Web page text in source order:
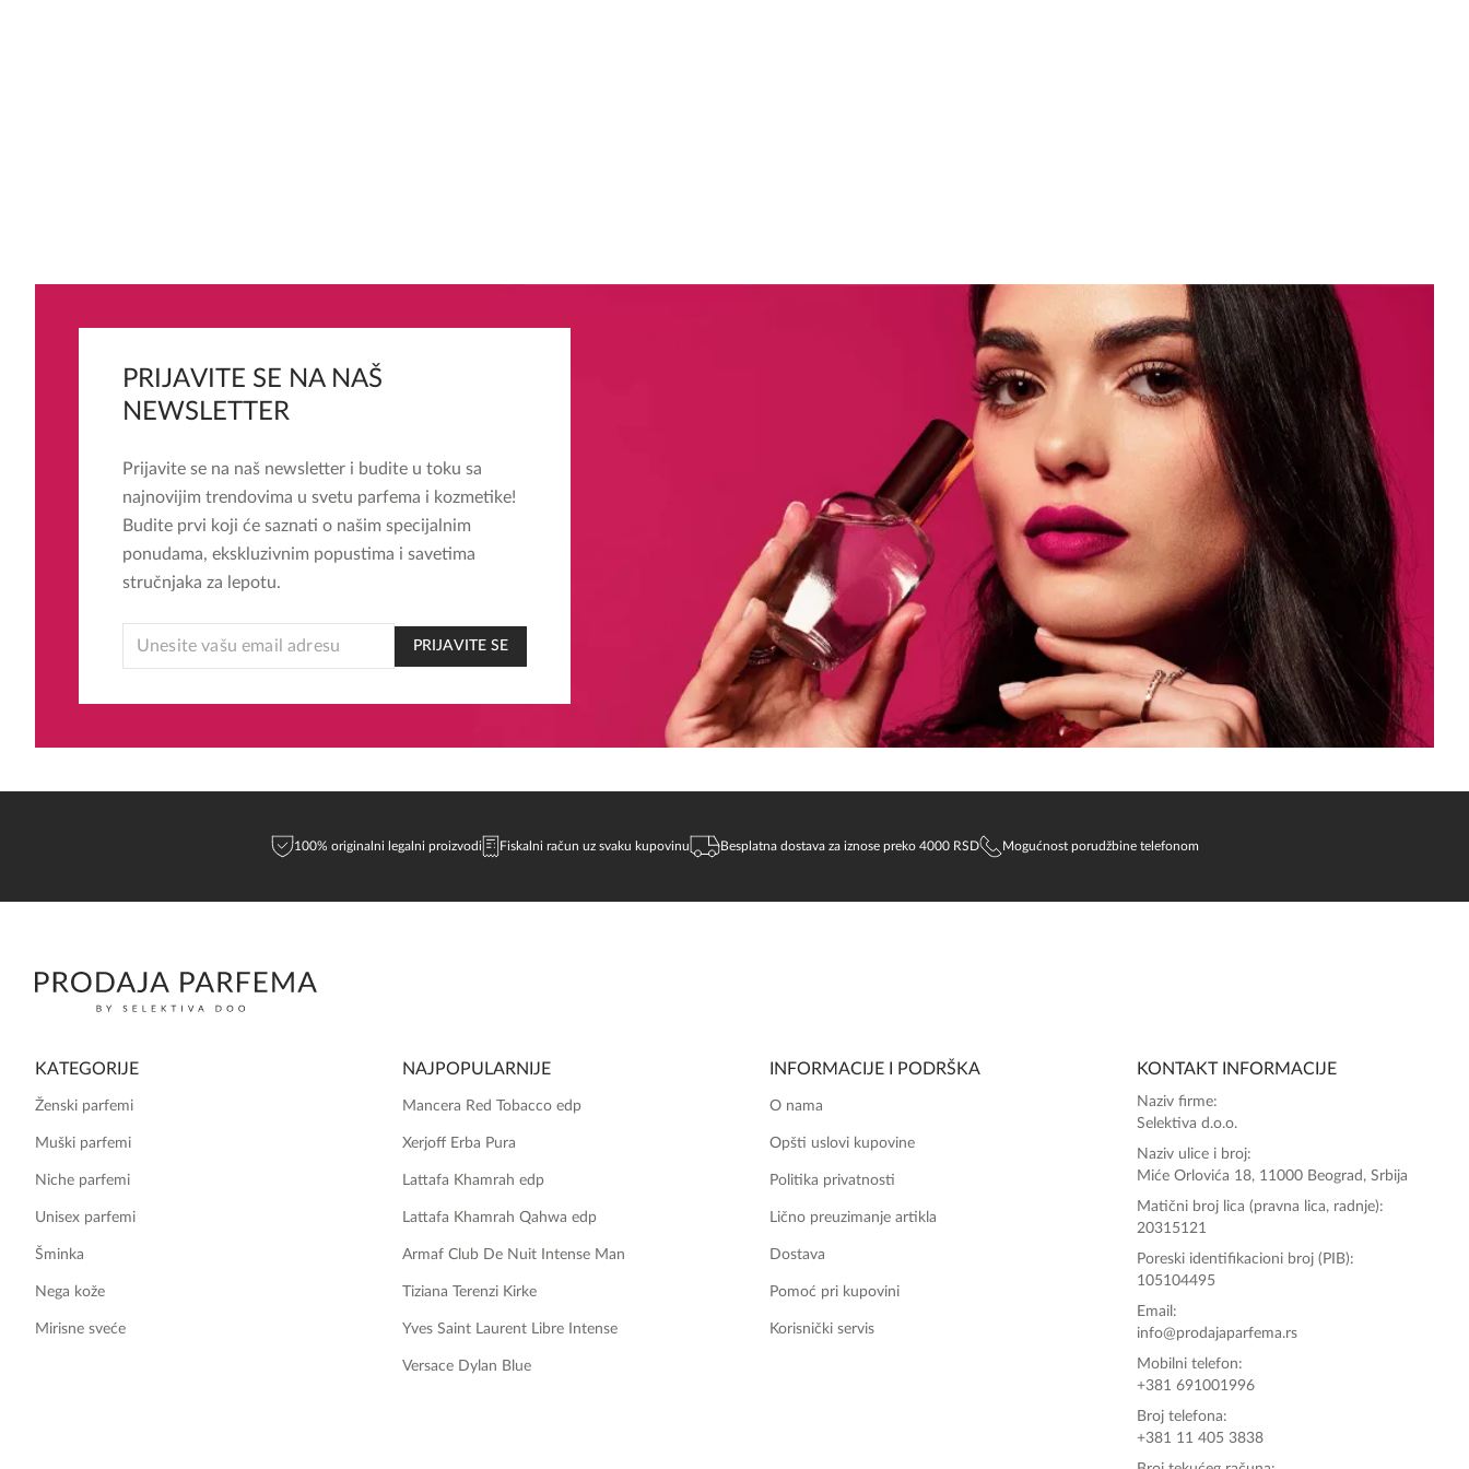
PRIJAVITE SE NA NAŠ
NEWSLETTER
Prijavite se na naš newsletter i budite u toku sa
najnovijim trendovima u svetu parfema i kozmetike!
Budite prvi koji će saznati o našim specijalnim
ponudama, ekskluzivnim popustima i savetima
stručnjaka za lepotu.
EMAIL
PRIJAVITE SE
100% originalni legalni proizvodi Fiskalni račun uz svaku kupovinu Besplatna dostava za iznose preko 4000 RSD Mogućnost porudžbine telefonom
KATEGORIJE
Ženski parfemi
Muški parfemi
Niche parfemi
Unisex parfemi
Šminka
Nega kože
Mirisne sveće
NAJPOPULARNIJE
Mancera Red Tobacco edp
Xerjoff Erba Pura
Lattafa Khamrah edp
Lattafa Khamrah Qahwa edp
Armaf Club De Nuit Intense Man
Tiziana Terenzi Kirke
Yves Saint Laurent Libre Intense
Versace Dylan Blue
INFORMACIJE I PODRŠKA
O nama
Opšti uslovi kupovine
Politika privatnosti
Lično preuzimanje artikla
Dostava
Pomoć pri kupovini
Korisnički servis
KONTAKT INFORMACIJE
Naziv firme:
Selektiva d.o.o.
Naziv ulice i broj:
Miće Orlovića 18, 11000 Beograd, Srbija
Matični broj lica (pravna lica, radnje):
20315121
Poreski identifikacioni broj (PIB):
105104495
Email:
info@prodajaparfema.rs
Mobilni telefon:
+381 691001996
Broj telefona:
+381 11 405 3838
Zdravo, tu sam da Vam pomognem da
poručite svoj omiljeni parfem danas ali i za